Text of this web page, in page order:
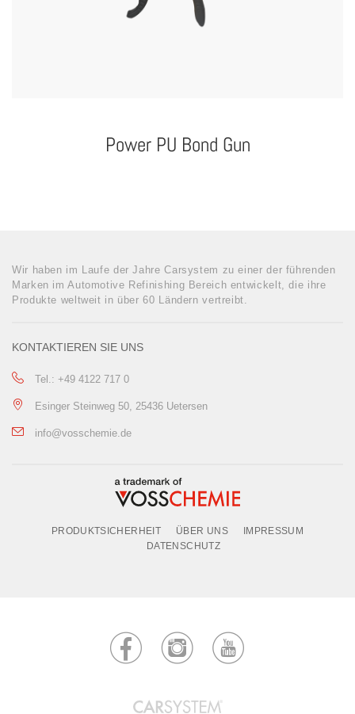
Power PU Bond Gun
Wir haben im Laufe der Jahre Carsystem zu einer der führenden
Marken im Automotive Refinishing Bereich entwickelt, die ihre
Produkte weltweit in über 60 Ländern vertreibt.
KONTAKTIEREN SIE UNS
Tel.: +49 4122 717 0
Esinger Steinweg 50, 25436 Uetersen
info@vosschemie.de
PRODUKTSICHERHEIT ÜBER UNS
IMPRESSUM
DATENSCHUTZ